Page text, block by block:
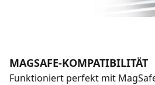
MAGSAFE-KOMPATIBILITÄT
Funktioniert perfekt mit